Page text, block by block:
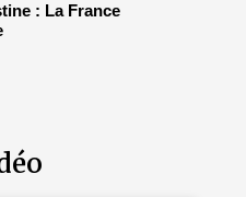
: La France